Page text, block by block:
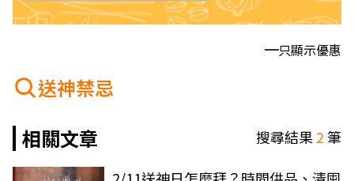
只顯示優惠
送神禁忌
相關文章
搜尋結果2筆